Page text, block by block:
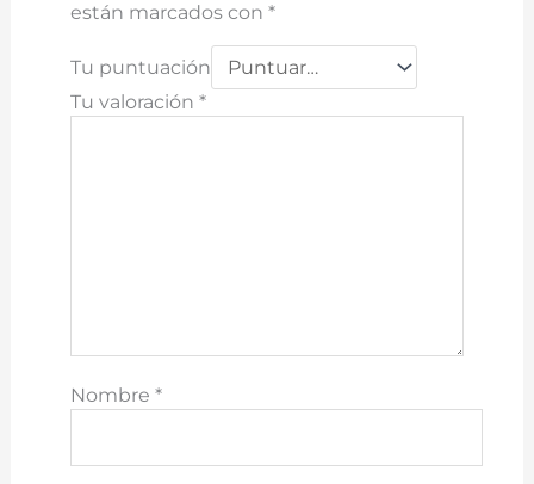
están marcados con *
Tu puntuación
Tu valoración *
Nombre *